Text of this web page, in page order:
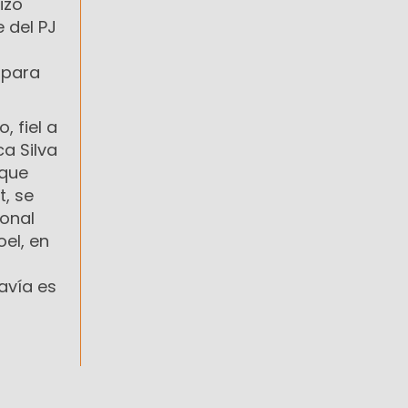
PJ
fiel a
Silva
se
en
es